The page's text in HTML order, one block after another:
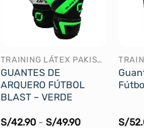
TRAINING LÁTEX PAKISTÁN
GUANTES DE
ARQUERO FÚTBOL
BLAST – VERDE
S/42.90 - S/49.90Rango S/